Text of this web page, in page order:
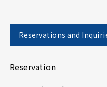
Reservations and
Reservation